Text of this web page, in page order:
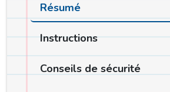
Résumé
Instructions
Conseils de sécurité